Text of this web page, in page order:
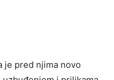
je pred njima novo